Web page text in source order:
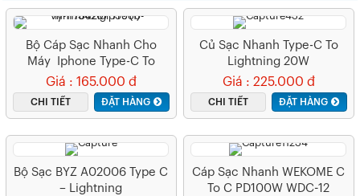
Bộ Cáp Sạc Nhanh Cho
Máy Iphone Type-C To
Lightning
Giá : 165.000 đ
CHI TIẾT ĐẶT HÀNG
Củ Sạc Nhanh Type-C To
Lightning 20W
Giá : 225.000 đ
CHI TIẾT ĐẶT HÀNG
Bộ Sạc BYZ A02006 Type C
– Lightning
Cáp Sạc Nhanh WEKOME C
To C PD100W WDC-12